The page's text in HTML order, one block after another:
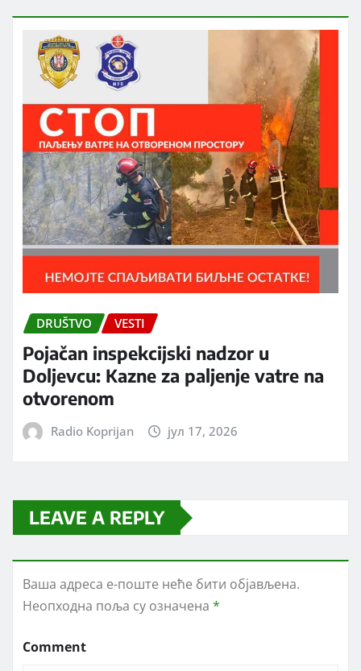
DRUŠTVO VESTI
Pojačan inspekcijski nadzor u
Doljevcu: Kazne za paljenje vatre na
otvorenom
Radio Koprijan јул 17, 2026
LEAVE A REPLY
Ваша адреса е-поште неће бити објављена.
Неопходна поља су означена *
Comment